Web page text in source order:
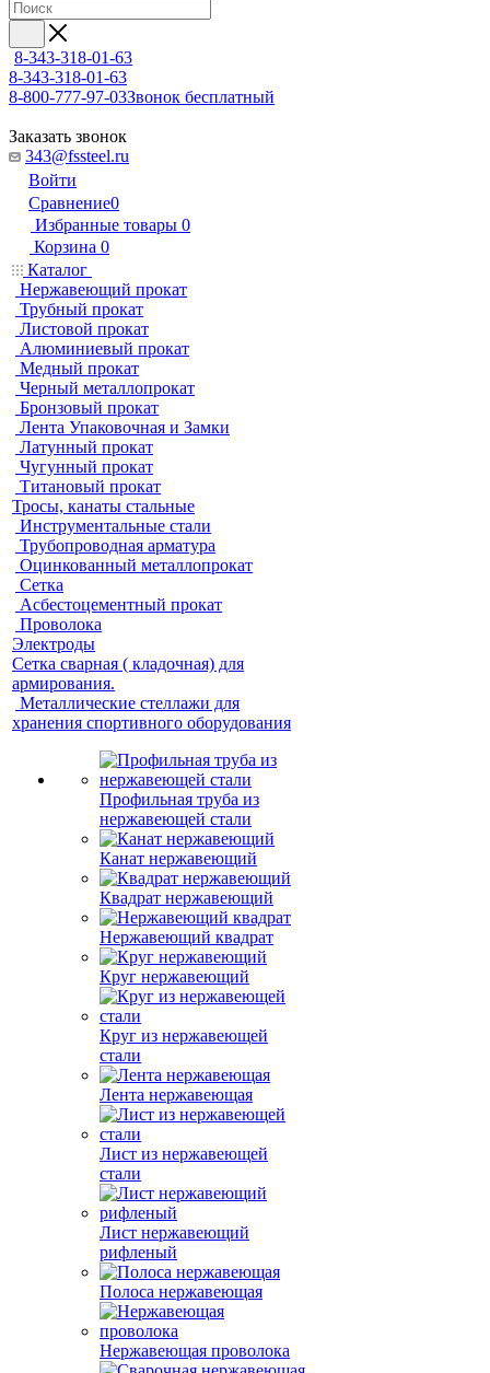
8-343-318-01-63
8-343-318-01-63
8-800-777-97-03Звонок бесплатный
Заказать звонок
343@fssteel.ru
Войти
Сравнение0
Избранные товары 0
Корзина 0
Каталог
Нержавеющий прокат
Трубный прокат
Листовой прокат
Алюминиевый прокат
Медный прокат
Черный металлопрокат
Бронзовый прокат
Лента Упаковочная и Замки
Латунный прокат
Чугунный прокат
Титановый прокат
Тросы, канаты стальные
Инструментальные стали
Трубопроводная арматура
Оцинкованный металлопрокат
Сетка
Асбестоцементный прокат
Проволока
Электроды
Сетка сварная ( кладочная) для
армирования.
Металлические стеллажи для
хранения спортивного оборудования
Профильная труба из
нержавеющей стали
Канат нержавеющий
Квадрат нержавеющий
Нержавеющий квадрат
Круг нержавеющий
Круг из нержавеющей
стали
Лента нержавеющая
Лист из нержавеющей
стали
Лист нержавеющий
рифленый
Полоса нержавеющая
Нержавеющая проволока